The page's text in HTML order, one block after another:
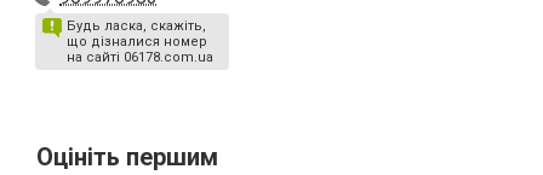
Будь ласка, скажіть,
що дізналися номер
на сайті 06178.com.ua
Оцініть першим